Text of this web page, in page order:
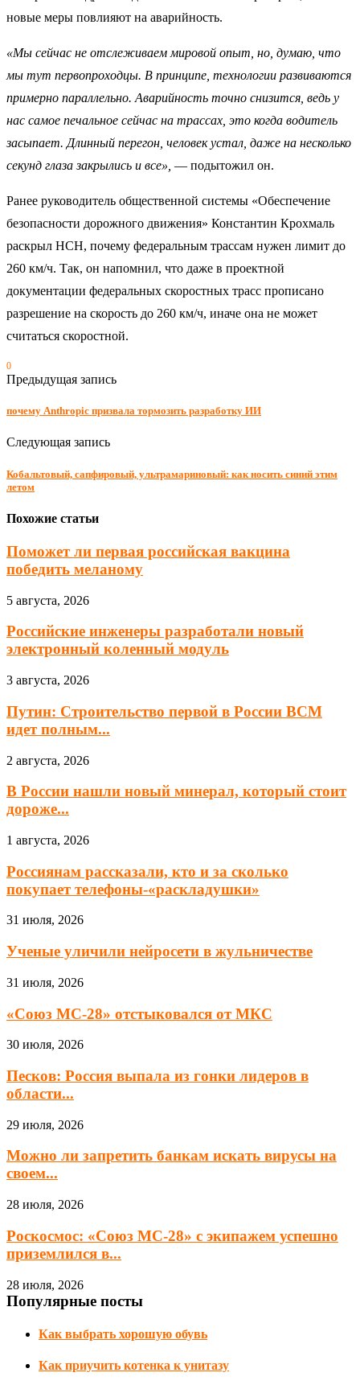
новые меры повлияют на аварийность.
«Мы сейчас не отслеживаем мировой опыт, но, думаю, что
мы тут первопроходцы. В принципе, технологии развиваются
примерно параллельно. Аварийность точно снизится, ведь у
нас самое печальное сейчас на трассах, это когда водитель
засыпает. Длинный перегон, человек устал, даже на несколько
секунд глаза закрылись и все», — подытожил он.
Ранее руководитель общественной системы «Обеспечение
безопасности дорожного движения» Константин Крохмаль
раскрыл НСН, почему федеральным трассам нужен лимит до
260 км/ч. Так, он напомнил, что даже в проектной
документации федеральных скоростных трасс прописано
разрешение на скорость до 260 км/ч, иначе она не может
считаться скоростной.
0
Предыдущая запись
почему Anthropic призвала тормозить разработку ИИ
Следующая запись
Кобальтовый, сапфировый, ультрамариновый: как носить синий этим
летом
Похожие статьи
Поможет ли первая российская вакцина
победить меланому
5 августа, 2026
Российские инженеры разработали новый
электронный коленный модуль
3 августа, 2026
Путин: Строительство первой в России ВСМ
идет полным...
2 августа, 2026
В России нашли новый минерал, который стоит
дороже...
1 августа, 2026
Россиянам рассказали, кто и за сколько
покупает телефоны-«раскладушки»
31 июля, 2026
Ученые уличили нейросети в жульничестве
31 июля, 2026
«Союз МС-28» отстыковался от МКС
30 июля, 2026
Песков: Россия выпала из гонки лидеров в
области...
29 июля, 2026
Можно ли запретить банкам искать вирусы на
своем...
28 июля, 2026
Роскосмос: «Союз МС-28» с экипажем успешно
приземлился в...
28 июля, 2026
Популярные посты
Как выбрать хорошую обувь
Как приучить котенка к унитазу